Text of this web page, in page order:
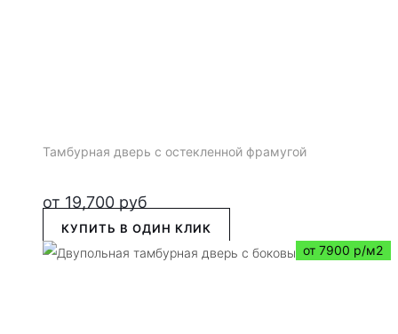
Тамбурная дверь с остекленной фрамугой
от 19,700 руб
КУПИТЬ В ОДИН КЛИК
от 7900 р/м2